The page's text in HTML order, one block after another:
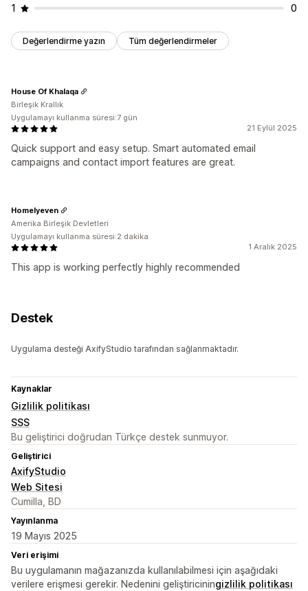
1 0
Değerlendirme yazın Tüm değerlendirmeler
21 Eylül 2025
Quick support and easy setup. Smart automated email
campaigns and contact import features are great.
House Of Khalaqa
Birleşik Krallık
Uygulamayı kullanma süresi:7 gün
1 Aralık 2025
This app is working perfectly highly recommended
Homelyeven
Amerika Birleşik Devletleri
Uygulamayı kullanma süresi:2 dakika
Destek
Uygulama desteği AxifyStudio tarafından sağlanmaktadır.
Kaynaklar
Gizlilik politikası
SSS
Bu geliştirici doğrudan Türkçe destek sunmuyor.
Geliştirici
AxifyStudio
Web Sitesi
Cumilla, BD
Yayınlanma
19 Mayıs 2025
Veri erişimi
Bu uygulamanın mağazanızda kullanılabilmesi için aşağıdaki
verilere erişmesi gerekir. Nedenini geliştiriciningizlilik politikası